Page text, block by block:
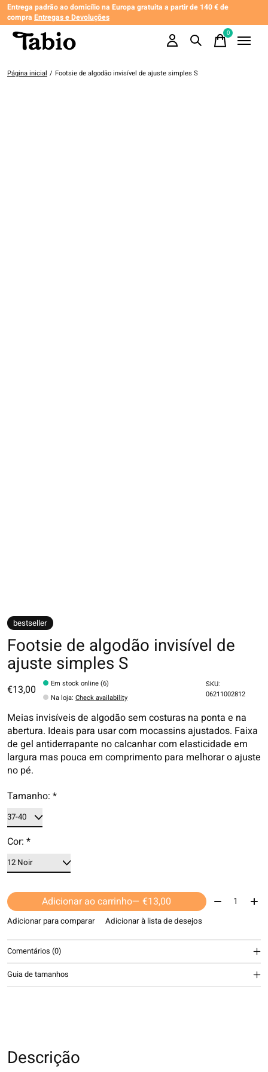
Entrega padrão ao domicílio na Europa gratuita a partir de 140 € de
compra Entregas e Devoluções
0items
Página inicial / Footsie de algodão invisível de ajuste simples S
bestseller
Footsie de algodão invisível de
ajuste simples S
€13,00
Em stock online (6)
Na loja:Check availability
SKU:
06211002812
Meias invisíveis de algodão sem costuras na ponta e na
abertura. Ideais para usar com mocassins ajustados. Faixa
de gel antiderrapante no calcanhar com elasticidade em
largura mas pouca em comprimento para melhorar o ajuste
no pé.
Tamanho: *
Cor: *
Adicionar ao carrinho — €13,00 Quantidade:
Adicionar para comparar Adicionar à lista de desejos
Comentários (0)
Guia de tamanhos
Descrição